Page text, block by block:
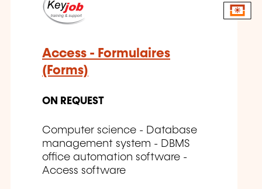
Access - Formulaires
(Forms)
ON REQUEST
Computer science - Database
management system - DBMS
office automation software -
Access software